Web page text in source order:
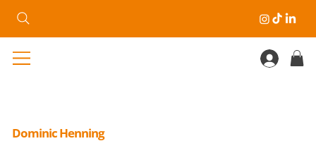
Dominic Henning